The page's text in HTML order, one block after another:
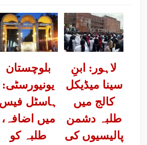
بلوچستان
یونیورسٹی:
ہاسٹل فیس
میں اضافہ،
طلبہ کو
لاہور: ابنِ
سینا میڈیکل
کالج میں
طلبہ دشمن
پالیسیوں کی